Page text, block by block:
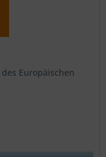
Europäischen